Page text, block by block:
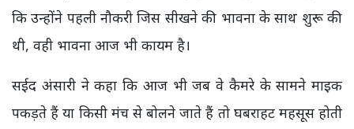
कि उन्होंने पहली नौकरी जिस सीखने की भावना के साथ शुरू की
थी, वही भावना आज भी कायम है।
सईद अंसारी ने कहा कि आज भी जब वे कैमरे के सामने माइक
पकड़ते हैं या किसी मंच से बोलने जाते हैं तो घबराहट महसूस होती